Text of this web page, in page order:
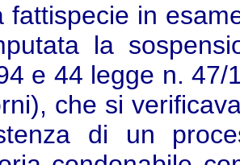
fattispecie in
la
e 44 legge n.
che si
di un